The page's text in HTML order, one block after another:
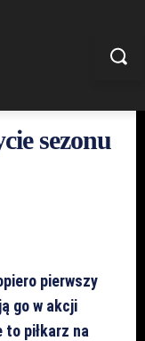
sezonu
pierwszy
go w akcji
piłkarz na